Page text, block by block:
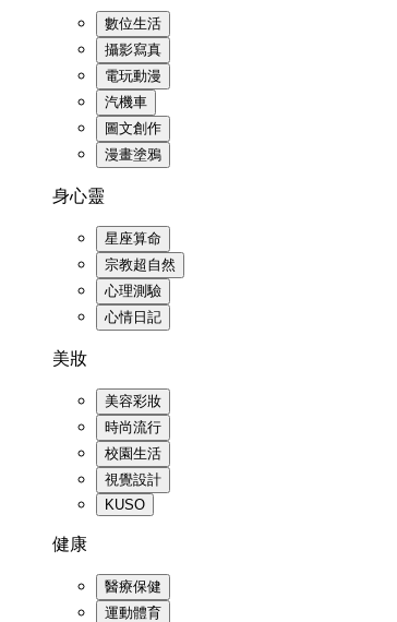
數位生活
攝影寫真
電玩動漫
汽機車
圖文創作
漫畫塗鴉
身心靈
星座算命
宗教超自然
心理測驗
心情日記
美妝
美容彩妝
時尚流行
校園生活
視覺設計
KUSO
健康
醫療保健
運動體育